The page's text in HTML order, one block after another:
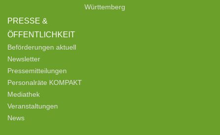
PRESSE &
ÖFFENTLICHKEIT
Beförderungen aktuell
Newsletter
Pressemitteilungen
Personalräte KOMPAKT
Mediathek
Veranstaltungen
News
Württemberg